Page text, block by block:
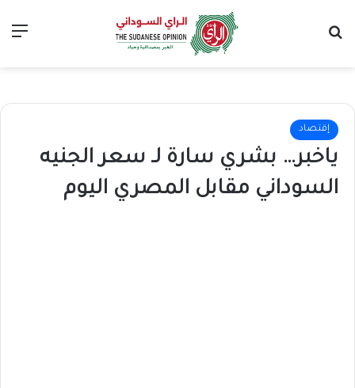
إقتصاد
ياخبر… بشري سارة لـ سعر الجنيه
السوداني مقابل المصري اليوم